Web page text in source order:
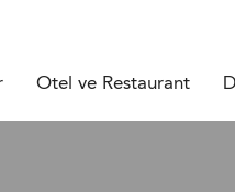
Otel ve Restaurant